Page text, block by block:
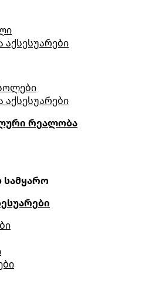
აქსესუარები
აქსესუარები
რეალობა
სამყარო